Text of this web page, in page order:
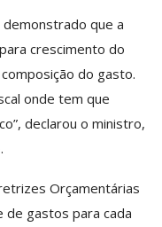
que a
crescimento do
do gasto.
onde tem que
declarou o ministro,
Orçamentárias
de gastos para cada